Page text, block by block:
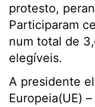
protesto,
Participaram
num total de
elegíveis.
A presidente
Europeia(UE)